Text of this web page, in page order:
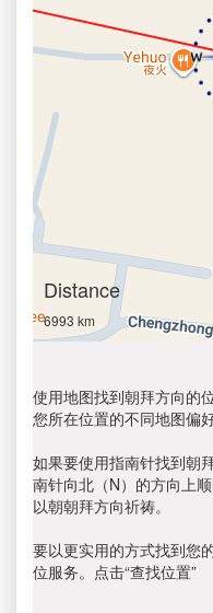
Distance
6993 km
使用地图找到朝拜方向的
您所在位置的不同地图偏好
如果要使用指南针找到朝
南针向北（N）的方向上
以朝朝拜方向祈祷。
要以更实用的方式找到您
位服务。点击“查找位置”